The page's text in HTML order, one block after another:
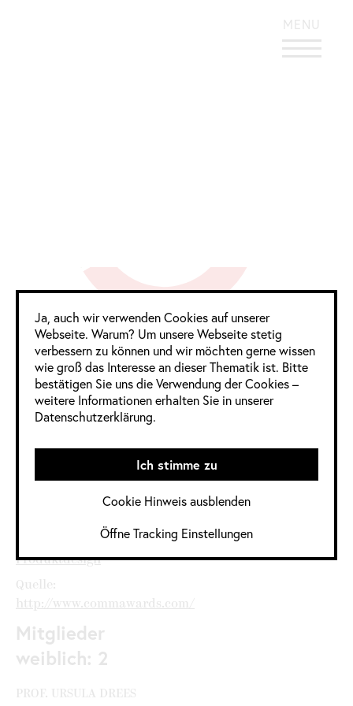
KONTRASTREICHES DESIGN
2 Frauen 4 Männer 0 Divers
Informationen
Jahrgang:2020,2020 / 2021
Deutschland,
Kommunikationsdesign,
Produktdesign
Quelle:
http://www.commawards.com/
Mitglieder
weiblich: 2
PROF. URSULA DREES
Ja, auch wir verwenden Cookies auf unserer
Webseite. Warum? Um unsere Webseite stetig
verbessern zu können und wir möchten gerne wissen
wie groß das Interesse an dieser Thematik ist. Bitte
bestätigen Sie uns die Verwendung der Cookies –
weitere Informationen erhalten Sie in unserer
Datenschutzerklärung.
Ich stimme zu
Cookie Hinweis ausblenden
Öffne Tracking Einstellungen
Google Analytics
MENU